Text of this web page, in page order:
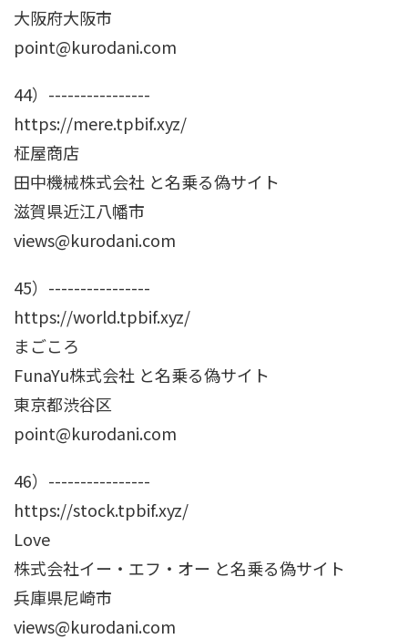
大阪府大阪市
point@kurodani.com
44）----------------
https://mere.tpbif.xyz/
柾屋商店
田中機械株式会社 と名乗る偽サイト
滋賀県近江八幡市
views@kurodani.com
45）----------------
https://world.tpbif.xyz/
まごころ
FunaYu株式会社 と名乗る偽サイト
東京都渋谷区
point@kurodani.com
46）----------------
https://stock.tpbif.xyz/
Love
株式会社イー・エフ・オー と名乗る偽サイト
兵庫県尼崎市
views@kurodani.com